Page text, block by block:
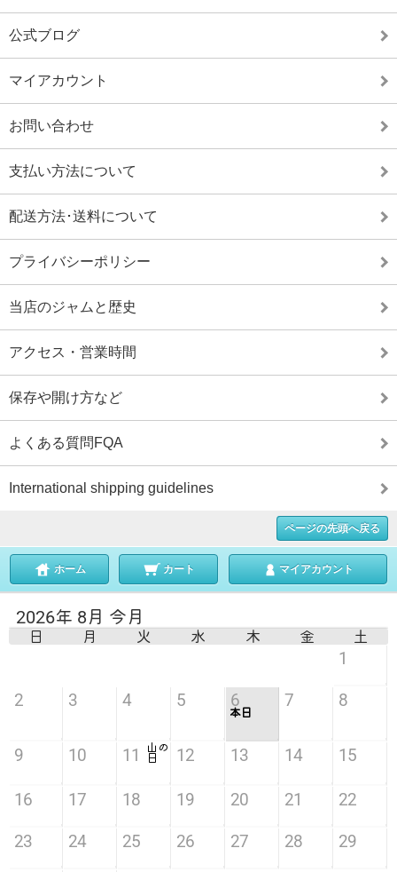
公式ブログ
マイアカウント
お問い合わせ
支払い方法について
配送方法･送料について
プライバシーポリシー
当店のジャムと歴史
アクセス・営業時間
保存や開け方など
よくある質問FQA
International shipping guidelines
ページの先頭へ戻る
ホーム カート マイアカウント